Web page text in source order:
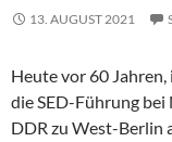
13. AUGUST 2021
Heute vor 60
die SED-Führung
DDR zu West-Berlin